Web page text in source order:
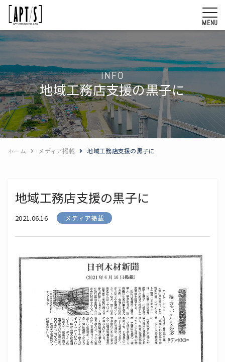
MENU
INFO
地域工務店支援の黒子に
ホーム メディア掲載 地域工務店支援の黒子に
地域工務店支援の黒子に
2021.06.16 メディア掲載